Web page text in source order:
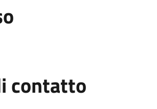
contatto